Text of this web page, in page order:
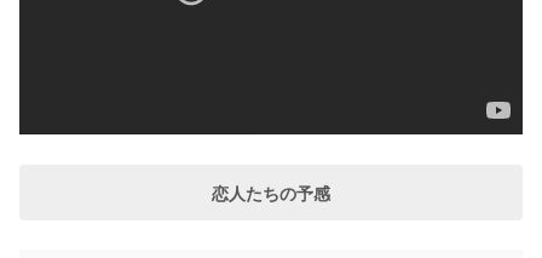
恋人たちの予感